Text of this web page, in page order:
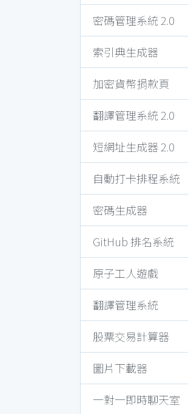
密碼管理系統 2.0
索引典生成器
加密貨幣捐款頁
翻譯管理系統 2.0
短網址生成器 2.0
自動打卡排程系統
密碼生成器
GitHub 排名系統
原子工人遊戲
翻譯管理系統
股票交易計算器
圖片下載器
一對一即時聊天室